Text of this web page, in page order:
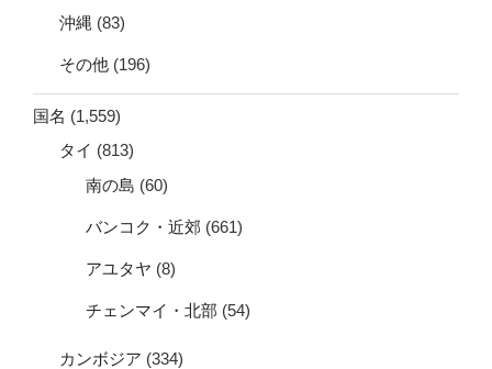
沖縄 (83)
その他 (196)
国名 (1,559)
タイ (813)
南の島 (60)
バンコク・近郊 (661)
アユタヤ (8)
チェンマイ・北部 (54)
カンボジア (334)